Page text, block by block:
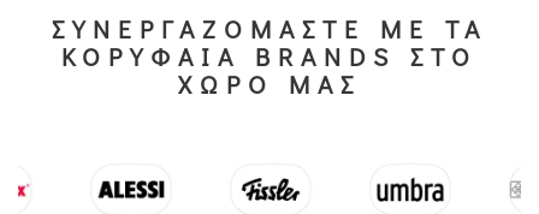
ΣΥΝΕΡΓΑΖΟΜΑΣΤΕ ΜΕ ΤΑ
ΚΟΡΥΦΑΙΑ BRANDS ΣΤΟ
ΧΩΡΟ ΜΑΣ